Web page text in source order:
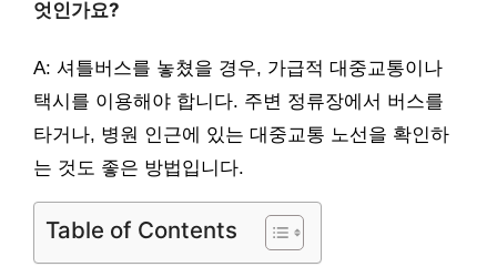
엇인가요?
A: 셔틀버스를 놓쳤을 경우, 가급적 대중교통이나
택시를 이용해야 합니다. 주변 정류장에서 버스를
타거나, 병원 인근에 있는 대중교통 노선을 확인하
는 것도 좋은 방법입니다.
Table of Contents